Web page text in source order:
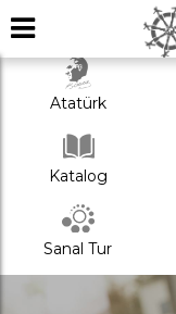
Atatürk
Katalog
Sanal Tur